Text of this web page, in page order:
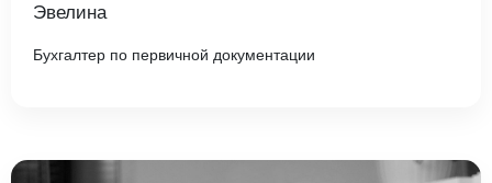
Эвелина
Бухгалтер по первичной документации